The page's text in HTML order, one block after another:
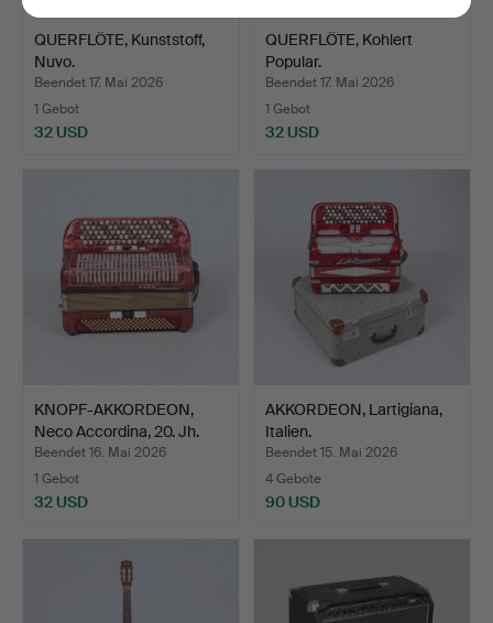
QUERFLÖTE, Kunststoff,
Nuvo.
Beendet 17. Mai 2026
1 Gebot
32 USD
QUERFLÖTE, Kohlert
Popular.
Beendet 17. Mai 2026
1 Gebot
32 USD
KNOPF-AKKORDEON,
Neco Accordina, 20. Jh.
Beendet 16. Mai 2026
1 Gebot
32 USD
AKKORDEON, Lartigiana,
Italien.
Beendet 15. Mai 2026
4 Gebote
90 USD